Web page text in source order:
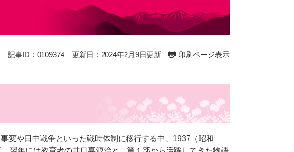
記事ID：0109374 更新日：2024年2月9日更新 印刷ページ表示
変や日中戦争といった戦時体制に移行する中、1937（昭和